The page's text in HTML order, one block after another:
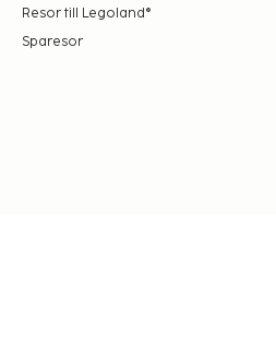
Resor till Legoland®
Sparesor